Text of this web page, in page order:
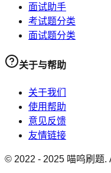
面试助手
考试题分类
面试题分类
关于与帮助
关于我们
使用帮助
意见反馈
友情链接
© 2022 - 2025 喵呜刷题.